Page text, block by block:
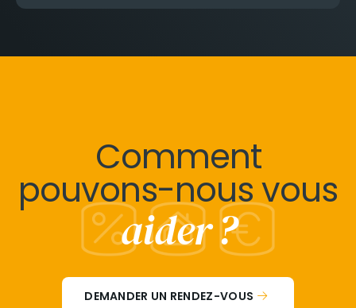
Comment
pouvons-nous vous
aider ?
DEMANDER UN RENDEZ-VOUS